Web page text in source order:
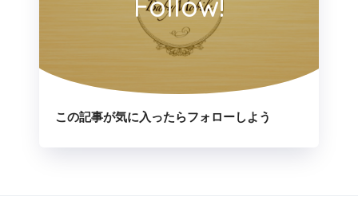
この記事が気に入ったらフォローしよう